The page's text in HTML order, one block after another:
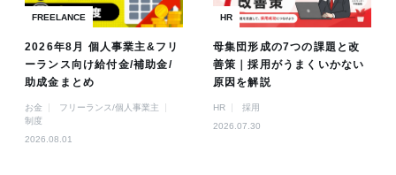
FREELANCE
2026年8月 個人事業主&フリ
ーランス向け給付金/補助金/
助成金まとめ
お金
フリーランス/個人事業主
制度
2026.08.01
HR
母集団形成の7つの課題と改
善策｜採用がうまくいかない
原因を解説
HR
採用
2026.07.30